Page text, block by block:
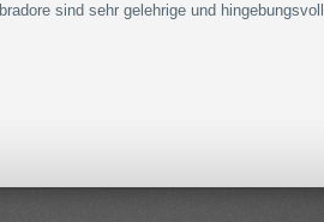
sind sehr gelehrige und